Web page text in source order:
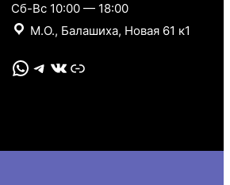
Сб-Вс 10:00 — 18:00
М.О., Балашиха, Новая 61 к1
WhatsApp Telegram VK Link